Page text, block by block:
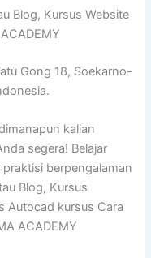
Blog, Kursus Website
Gong 18, Soekarno-
kalian
segera! Belajar
berpengalaman
Blog, Kursus
Autocad kursus Cara
ACADEMY